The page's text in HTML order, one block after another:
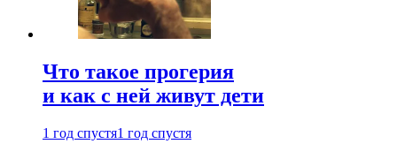
Что такое прогерия
и как с ней живут дети
1 год спустя1 год спустя